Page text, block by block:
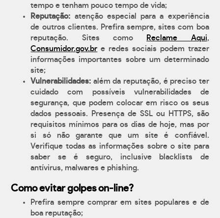
tempo e tenham pouco tempo de vida;
Reputação: atenção especial para a experiência
de outros clientes. Prefira sempre, sites com boa
reputação. Sites como
Reclame Aqui,
Consumidor.gov.br e redes sociais podem trazer
informações importantes sobre um determinado
site;
Vulnerabilidades: além da reputação, é preciso ter
cuidado com possíveis vulnerabilidades de
segurança, que podem colocar em risco os seus
dados pessoais. Presença de SSL ou HTTPS, são
requisitos mínimos para os dias de hoje, mas por
si só não garante que um site é confiável.
Verifique todas as informações sobre o site para
saber se é seguro, inclusive blacklists de
antívirus, malwares e phishing.
Como evitar golpes on-line?
Prefira sempre comprar em sites populares e de
boa reputação;